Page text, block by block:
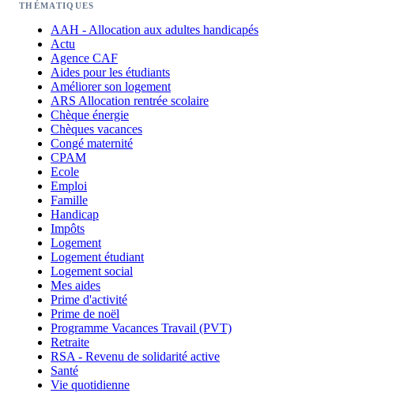
THÉMATIQUES
AAH - Allocation aux adultes handicapés
Actu
Agence CAF
Aides pour les étudiants
Améliorer son logement
ARS Allocation rentrée scolaire
Chèque énergie
Chèques vacances
Congé maternité
CPAM
Ecole
Emploi
Famille
Handicap
Impôts
Logement
Logement étudiant
Logement social
Mes aides
Prime d'activité
Prime de noël
Programme Vacances Travail (PVT)
Retraite
RSA - Revenu de solidarité active
Santé
Vie quotidienne